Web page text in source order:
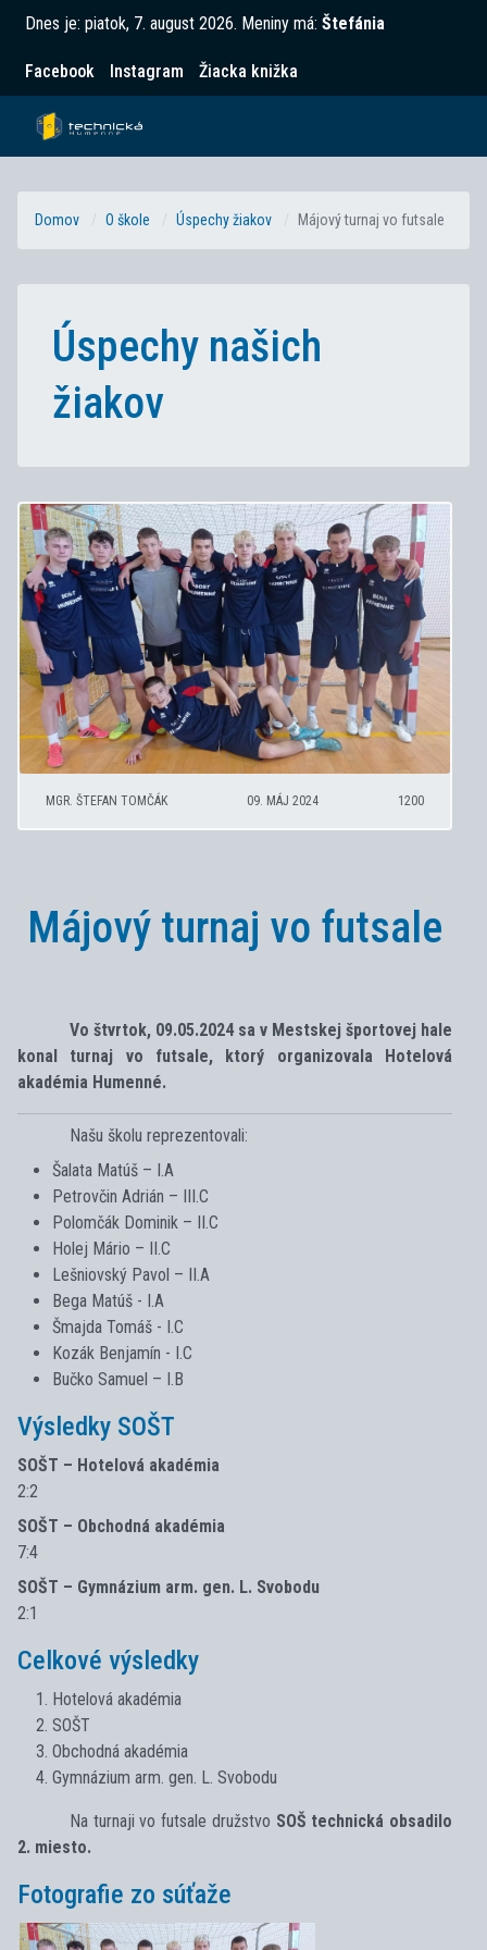
Dnes je: piatok, 7. august 2026. Meniny má: Štefánia
Facebook Instagram Žiacka knižka
Domov O škole Úspechy žiakov Májový turnaj vo futsale
Úspechy našich
žiakov
MGR. ŠTEFAN TOMČÁK 09. MÁJ 2024 1200
Májový turnaj vo futsale
Vo štvrtok, 09.05.2024 sa v Mestskej športovej hale
konal turnaj vo futsale, ktorý organizovala Hotelová
akadémia Humenné.
Našu školu reprezentovali:
Šalata Matúš – I.A
Petrovčin Adrián – III.C
Polomčák Dominik – II.C
Holej Mário – II.C
Lešniovský Pavol – II.A
Bega Matúš - I.A
Šmajda Tomáš - I.C
Kozák Benjamín - I.C
Bučko Samuel – I.B
Výsledky SOŠT
SOŠT – Hotelová akadémia
2:2
SOŠT – Obchodná akadémia
7:4
SOŠT – Gymnázium arm. gen. L. Svobodu
2:1
Celkové výsledky
Hotelová akadémia
SOŠT
Obchodná akadémia
Gymnázium arm. gen. L. Svobodu
Na turnaji vo futsale družstvo SOŠ technická obsadilo
2. miesto.
Fotografie zo súťaže